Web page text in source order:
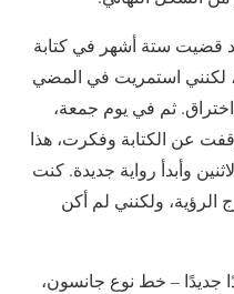
قضيت ستة أشهر في كتابة
لكنني استمريت في المضي
ثم في يوم جمعة،
عن الكتابة وفكرت، هذا
وأبدأ رواية جديدة. كنت
ولكنني لم أكن
جديدًا – خط نوع جانسون،